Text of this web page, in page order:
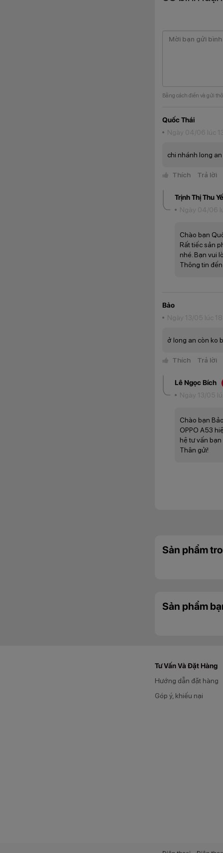
Bằng cách điền và gửi
Quốc Thái
Ngày 04/06 lúc
chi nhánh long
Thích Trả lời
Trịnh Thị Thu
Ngày 04/06
Chào bạn
Rất tiếc sản
nhé. Bạn vui
Thông tin
Bảo
Ngày 13/05 lúc
ở long an còn ko
Thích Trả lời
Lê Ngọc Bích
Ngày 13/05
Chào bạn
OPPO A53
hệ tư vấn bạn
Thân gửi!
Sản phẩm
Sản phẩm
Tư Vấn Và Đặt Hàng
Hướng dẫn đặt hàng
Góp ý, khiếu nại